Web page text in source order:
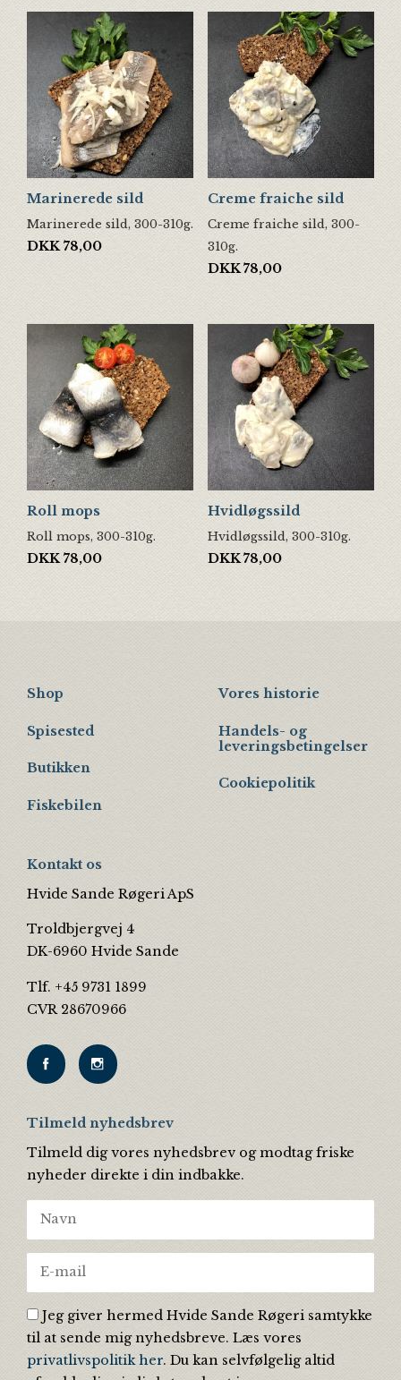
Marinerede sild
Marinerede sild, 300-310g.
DKK 78,00
Creme fraiche sild
Creme fraiche sild, 300-
310g.
DKK78,00
Roll mops
Roll mops, 300-310g.
DKK 78,00
Hvidløgssild
Hvidløgssild, 300-310g.
DKK78,00
Shop
Spisested
Butikken
Fiskebilen
Vores historie
Handels- og
leveringsbetingelser
Cookiepolitik
Kontakt os
Hvide Sande Røgeri ApS
Troldbjergvej 4
DK-6960 Hvide Sande
Tlf. +45 9731 1899
CVR 28670966
Tilmeld nyhedsbrev
Tilmeld dig vores nyhedsbrev og modtag friske
nyheder direkte i din indbakke.
Jeg giver hermed Hvide Sande Røgeri samtykke
til at sende mig nyhedsbreve. Læs vores
privatlivspolitik her. Du kan selvfølgelig altid